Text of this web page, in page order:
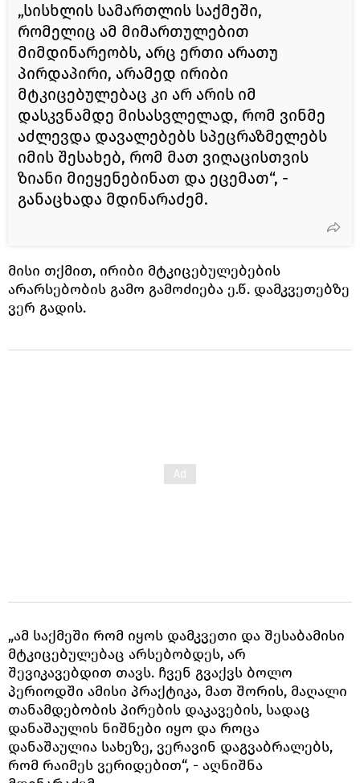
„სისხლის სამართლის საქმეში,
რომელიც ამ მიმართულებით
მიმდინარეობს, არც ერთი არათუ
პირდაპირი, არამედ ირიბი
მტკიცებულებაც კი არ არის იმ
დასკვნამდე მისასვლელად, რომ ვინმე
აძლევდა დავალებებს სპეცრაზმელებს
იმის შესახებ, რომ მათ ვიღაცისთვის
ზიანი მიეყენებინათ და ეცემათ“, -
განაცხადა მდინარაძემ.
მისი თქმით, ირიბი მტკიცებულებების
არარსებობის გამო გამოძიება ე.წ. დამკვეთებზე
ვერ გადის.
„ამ საქმეში რომ იყოს დამკვეთი და შესაბამისი
მტკიცებულებაც არსებობდეს, არ
შევიკავებდით თავს. ჩვენ გვაქვს ბოლო
პერიოდში ამისი პრაქტიკა, მათ შორის, მაღალი
თანამდებობის პირების დაკავების, სადაც
დანაშაულის ნიშნები იყო და როცა
დანაშაულია სახეზე, ვერავინ დაგვაბრალებს,
რომ რაიმეს ვერიდებით“, - აღნიშნა